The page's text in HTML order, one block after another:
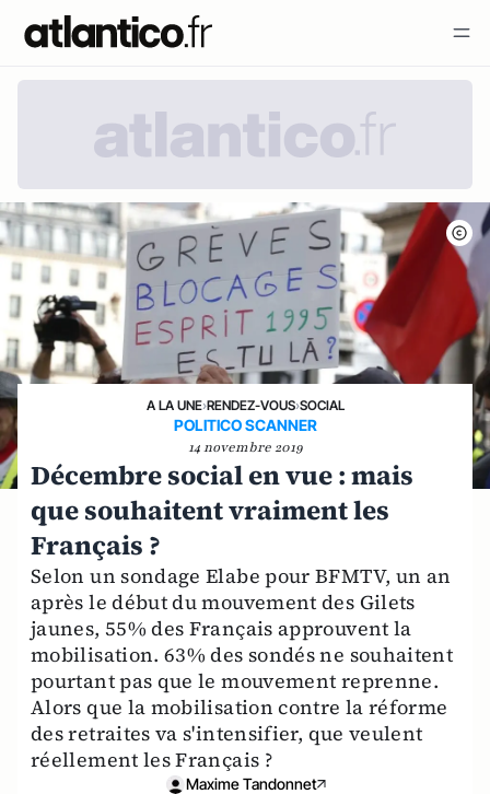
A LA UNE›RENDEZ-VOUS›SOCIAL
POLITICO SCANNER
14 novembre 2019
Décembre social en vue : mais
que souhaitent vraiment les
Français ?
Selon un sondage Elabe pour BFMTV, un an
après le début du mouvement des Gilets
jaunes, 55% des Français approuvent la
mobilisation. 63% des sondés ne souhaitent
pourtant pas que le mouvement reprenne.
Alors que la mobilisation contre la réforme
des retraites va s'intensifier, que veulent
réellement les Français ?
Maxime Tandonnet